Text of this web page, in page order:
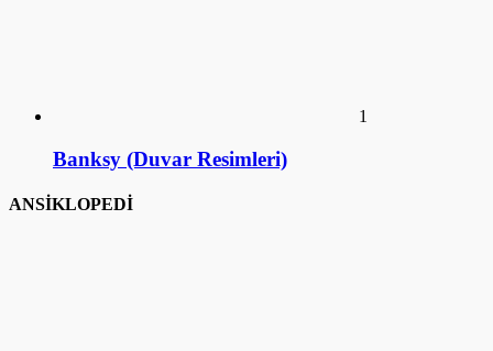
Üstün Akmen (Hayatı)